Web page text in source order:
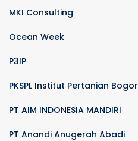
MKI Consulting
Ocean Week
P3IP
PKSPL Institut Pertanian Bogor
PT AIM INDONESIA MANDIRI
PT Anandi Anugerah Abadi